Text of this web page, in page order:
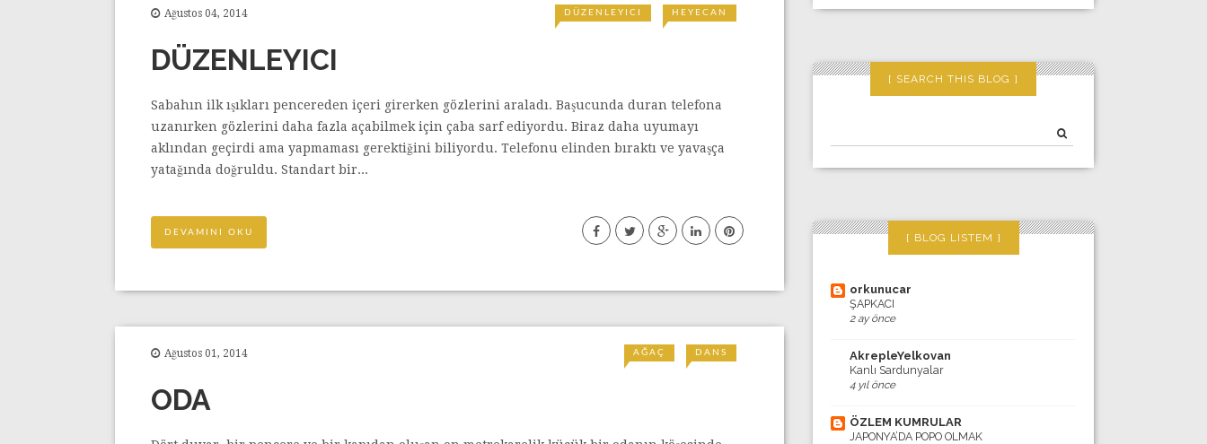
Ağustos 04, 2014 DÜZENLEYICI HEYECAN
DÜZENLEYICI
Sabahın ilk ışıkları pencereden içeri girerken gözlerini araladı. Başucunda duran telefona
uzanırken gözlerini daha fazla açabilmek için çaba sarf ediyordu. Biraz daha uyumayı
aklından geçirdi ama yapmaması gerektiğini biliyordu. Telefonu elinden bıraktı ve yavaşça
yatağında doğruldu. Standart bir...
DEVAMINI OKU
Ağustos 01, 2014 AĞAÇ DANS
ODA
SEARCH THIS BLOG
BLOG LISTEM
orkunucar
ŞAPKACI
2 ay önce
AkrepleYelkovan
Kanlı Sardunyalar
4 yıl önce
ÖZLEM KUMRULAR
JAPONYA’DA POPO OLMAK